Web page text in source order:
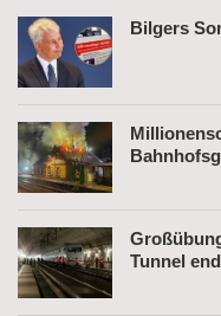
Bilgers
Tunnel